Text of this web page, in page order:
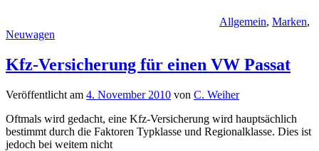
Allgemein, Marken,
Neuwagen
Kfz-Versicherung für einen VW Passat
Veröffentlicht am 4. November 2010 von C. Weiher
Oftmals wird gedacht, eine Kfz-Versicherung wird hauptsächlich
bestimmt durch die Faktoren Typklasse und Regionalklasse. Dies ist
jedoch bei weitem nicht